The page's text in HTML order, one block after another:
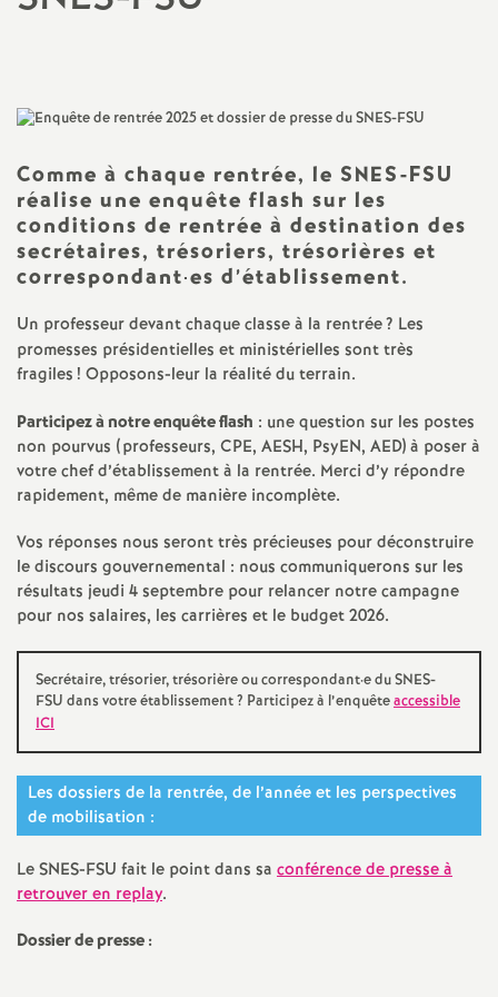
t
i
o
n
a
d
s
E
n
e
i
Comme à chaque rentrée, le SNES-FSU
réalise une enquête flash sur les
conditions de rentrée à destination des
secrétaires, trésoriers, trésorières et
correspondant·es d’établissement.
Un professeur devant chaque classe à la rentrée? Les
promesses présidentielles et ministérielles sont très
fragiles ! Opposons-leur la réalité du terrain.
Participez à notre enquête flash : une question sur les postes
non pourvus (professeurs, CPE, AESH, PsyEN, AED) à poser à
votre chef d’établissement à la rentrée. Merci d’y répondre
rapidement, même de manière incomplète.
Vos réponses nous seront très précieuses pour déconstruire
le discours gouvernemental : nous communiquerons sur les
résultats jeudi 4 septembre pour relancer notre campagne
pour nos salaires, les carrières et le budget 2026.
Secrétaire, trésorier, trésorière ou correspondant·e du SNES-
FSU dans votre établissement? Participez à l’enquêteaccessible
ICI
Les dossiers de la rentrée, de l’année et les perspectives
de mobilisation :
Le SNES-FSU fait le point dans sa conférence de presse à
retrouver en replay.
Dossier de presse :